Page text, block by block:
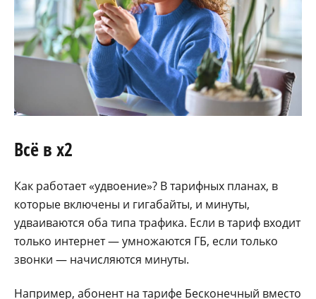
Всё в x2
Как работает «удвоение»? В тарифных планах, в
которые включены и гигабайты, и минуты,
удваиваются оба типа трафика. Если в тариф входит
только интернет — умножаются ГБ, если только
звонки — начисляются минуты.
Например, абонент на тарифе Бесконечный вместо